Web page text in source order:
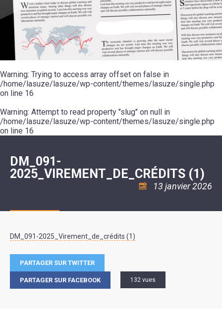
20ÈME
SIÈCLE
RÉUNIONS
DU
CONSEIL
MUNICIPAL
ARRÊTÉS
DÉCISIONS
MAIRE
MOT
DE
LA
MINORITÉ
LES
ÉCOLES
COLLÈGE
ESPACE
JEUNES
11
18
:
ASSOCIATION
COULÉE
DOUCE
ENVIRONNEMENT
L'EAU
L'ASSAINISSEMENT
RÉSIDENCE
AUTONOMIE
LE
CCAS
LA
POLICE
SÉCURITÉ
/
RISQUES
MAJEURS
MUSIQUE
L'ÉCOLE
COMMUNAUTAIRE
DANSE
PISCINE
ASSOCIATIONS
VOIE
VERTE
VISITES
DÉCOUVERTES
LES
RANDONNÉES
LE
POUR
CAMPING-
CARS
TENTES
CARAVANES
LA
HALTE
FLUVIALE
LA
SUZE
Warning: Trying to access array offset on false in
/home/lasuze/lasuze/wp-content/themes/lasuze/single.php
on line 16
Warning: Attempt to read property "slug" on null in
/home/lasuze/lasuze/wp-content/themes/lasuze/single.php
on line 16
DM_091-
2025_VIREMENT_DE_CRÉDITS (1)
13 janvier 2026
DM_091-2025_Virement_de_crédits (1)
PARTAGER SUR TWITTER
PARTAGER SUR FACEBOOK 132 vues